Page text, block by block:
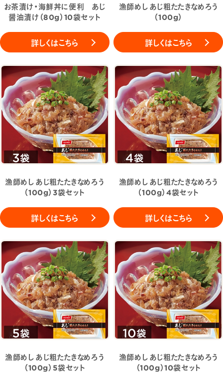
お茶漬け・海鮮丼に便利 あじ
醤油漬け（80g）10袋セット
詳しくはこちら
漁師めし あじ粗たたきなめろう
（100g）
詳しくはこちら
漁師めし あじ粗たたきなめろう
（100g）3袋セット
詳しくはこちら
漁師めし あじ粗たたきなめろう
（100g）4袋セット
詳しくはこちら
漁師めし あじ粗たたきなめろう
（100g）5袋セット
漁師めし あじ粗たたきなめろう
（100g）10袋セット